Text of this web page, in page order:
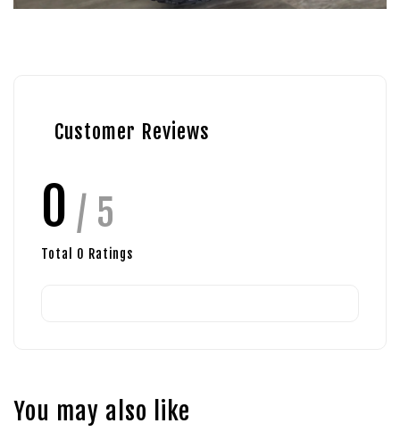
Customer Reviews
0 / 5
Total 0 Ratings
You may also like